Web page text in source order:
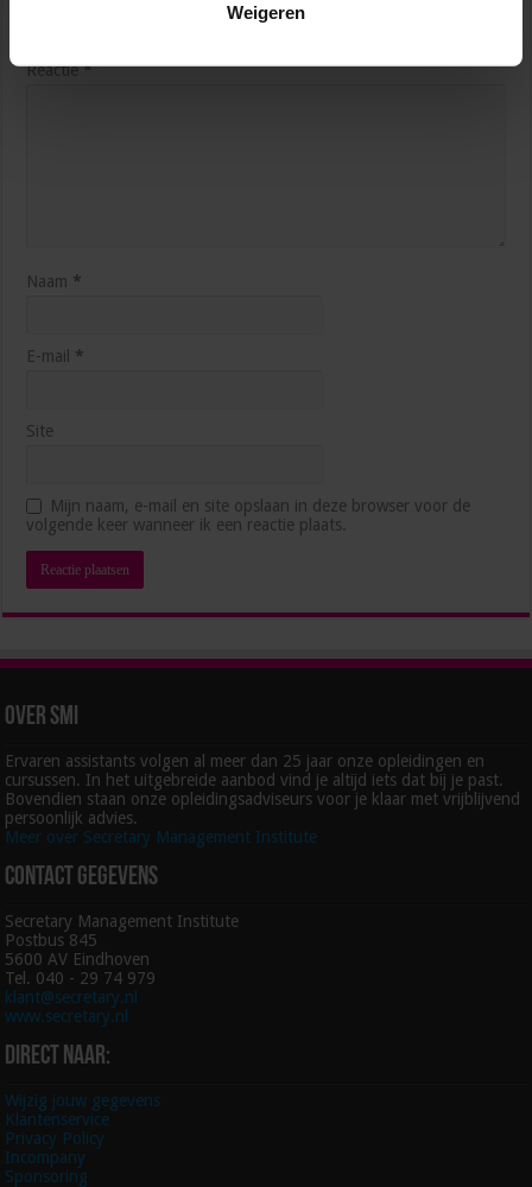
Weigeren
assistant nu moet weten over AI
februari 6, 2026
Je e-mailadres wordt niet gepubliceerd.
Reactie*
Naam *
E-mail *
Site
Mijn naam, e-mail en site opslaan in deze browser voor de
volgende keer wanneer ik een reactie plaats.
Over SMI
Ervaren assistants volgen al meer dan 25 jaar onze opleidingen en
cursussen. In het uitgebreide aanbod vind je altijd iets dat bij je past.
Bovendien staan onze opleidingsadviseurs voor je klaar met vrijblijvend
persoonlijk advies.
Meer over Secretary Management Institute
Contact gegevens
Secretary Management Institute
Postbus 845
5600 AV Eindhoven
Tel. 040 - 29 74 979
klant@secretary.nl
www.secretary.nl
Direct naar:
Wijzig jouw gegevens
Klantenservice
Privacy Policy
Incompany
Sponsoring